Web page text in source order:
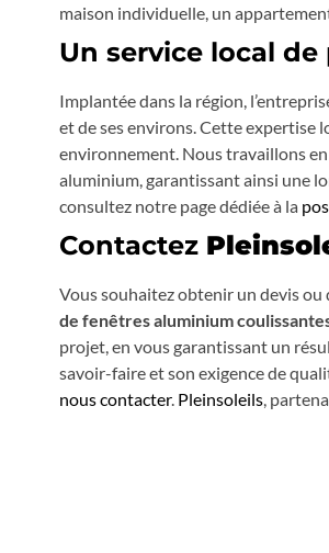
maison individuelle, un
Un service local
Implantée dans la région,
et de ses environs. Cette expertise
environnement. Nous travaillons
aluminium, garantissant ainsi une
consultez notre page dédiée à la
Contactez
Vous souhaitez obtenir un devis ou
de fenêtres aluminium
projet, en vous garantissant un
savoir-faire et son exigence de
nous contacter. Pleinsoleils ,